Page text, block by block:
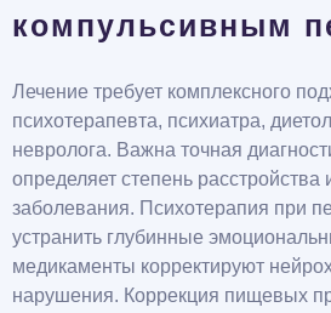
компульсивным
Лечение требует комплексного
психотерапевта, психиатра,
невролога. Важна точная
определяет степень расстройства
заболевания. Психотерапия при
устранить глубинные
медикаменты корректируют
нарушения. Коррекция пищевых